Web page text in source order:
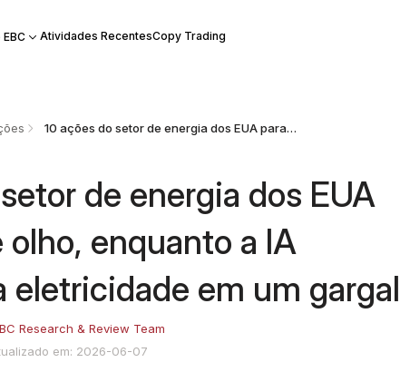
Atividades RecentesCopy Trading
10 ações do setor de energia dos EUA para ficar de olho, enquanto a IA transforma a eletricidade em um gargalo.
de energia dos EUA
olho, enquanto a IA
eletricidade em um
Research & Review Team
em: 2026-06-07